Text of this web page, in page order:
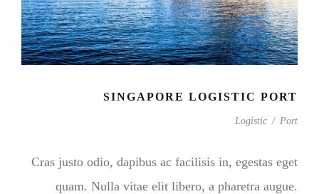
SINGAPORE LOGISTIC PORT
Logistic / Port
Cras justo odio, dapibus ac facilisis in, egestas eget
quam. Nulla vitae elit libero, a pharetra augue.